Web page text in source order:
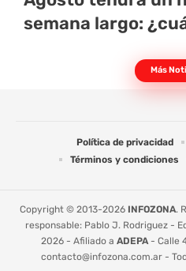
semana largo:
Más
Política de privacidad
Términos y condiciones
Copyright © 2013-2026 INFOZONA.
responsable: Pablo J. Rodriguez -
2026 - Afiliado a ADEPA- Calle
contacto@infozona.com.ar -